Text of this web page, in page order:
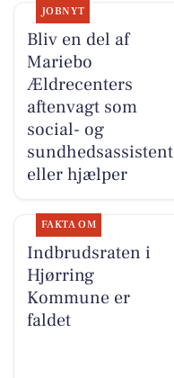
JOBNYT
Bliv en del af
Mariebo
Ældrecenters
aftenvagt som
social- og
sundhedsassistent
eller hjælper
FAKTA OM
Indbrudsraten i
Hjørring
Kommune er
faldet